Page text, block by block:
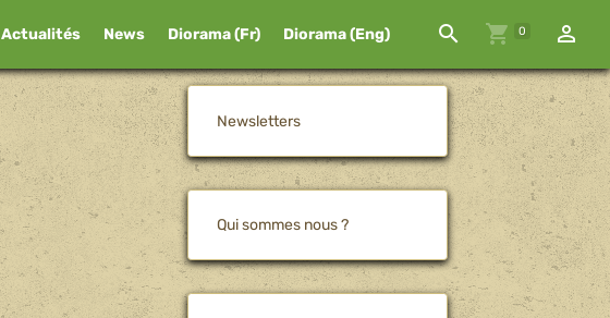
Actualités News Diorama (Fr) Diorama (Eng) 0
Newsletters
Qui sommes nous ?